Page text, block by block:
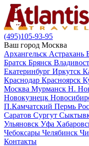
(495)105-93-95
Ваш город Москва
Архангельск Астрахань
Братск Брянск
Екатеринбург Иркутск
Краснодар Красноярск
Москва Мурманск Н.
Новокузнецк
П.Камчатский Пермь
Саратов Сургут
Ульяновск Уфа
Чебоксары Челябинск
Контакты